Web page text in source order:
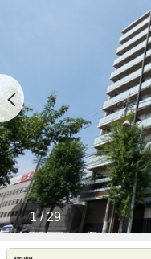
1 / 29